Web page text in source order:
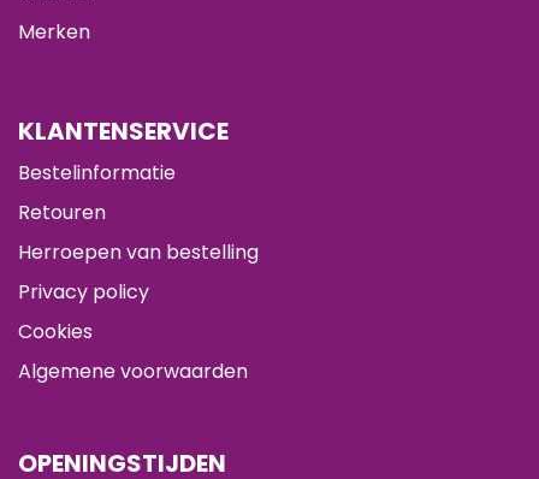
Merken
KLANTENSERVICE
Bestelinformatie
Retouren
Herroepen van bestelling
Privacy policy
Cookies
Algemene voorwaarden
OPENINGSTIJDEN